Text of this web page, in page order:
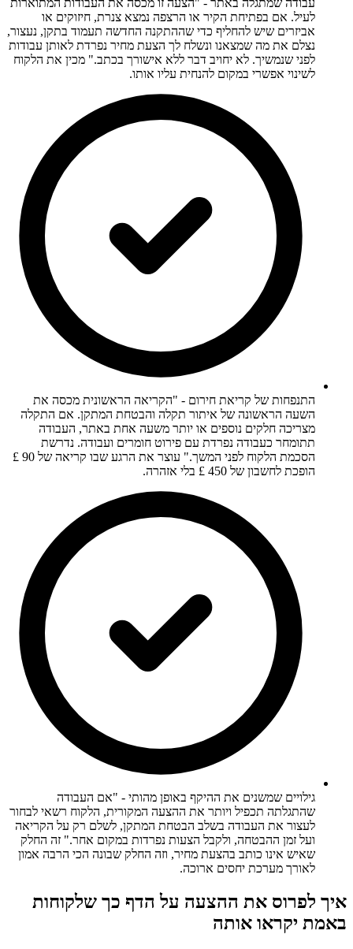
עבודה שמתגלה באתר - "הצעה זו מכסה את העבודות המתוארות
לעיל. אם בפתיחת הקיר או הרצפה נמצא צנרת, חיזוקים או
אביזרים שיש להחליף כדי שההתקנה החדשה תעמוד בתקן, נעצור,
נצלם את מה שמצאנו ונשלח לך הצעת מחיר נפרדת לאותן עבודות
לפני שנמשיך. לא יחויב דבר ללא אישורך בכתב." מכין את הלקוח
לשינוי אפשרי במקום להנחית עליו אותו.
התנפחות של קריאת חירום - "הקריאה הראשונית מכסה את
השעה הראשונה של איתור תקלה והבטחת המתקן. אם התקלה
מצריכה חלקים נוספים או יותר משעה אחת באתר, העבודה
תתומחר כעבודה נפרדת עם פירוט חומרים ועבודה. נדרשת
הסכמת הלקוח לפני המשך." עוצר את הרגע שבו קריאה של 90 £
הופכת לחשבון של 450 £ בלי אזהרה.
גילויים שמשנים את ההיקף באופן מהותי - "אם העבודה
שהתגלתה תכפיל ויותר את ההצעה המקורית, הלקוח רשאי לבחור
לעצור את העבודה בשלב הבטחת המתקן, לשלם רק על הקריאה
ועל זמן ההבטחה, ולקבל הצעות נפרדות במקום אחר." זה החלק
שאיש אינו כותב בהצעת מחיר, וזה החלק שבונה הכי הרבה אמון
לאורך מערכת יחסים ארוכה.
איך לפרוס את ההצעה על הדף כך שלקוחות
באמת יקראו אותה